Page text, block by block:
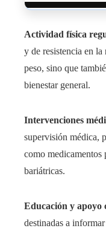
Actividad física
y de resistencia en
peso, sino que
bienestar general.
Intervenciones
supervisión médica,
como medicamentos
bariátricas.
Educación y apoyo
destinadas a